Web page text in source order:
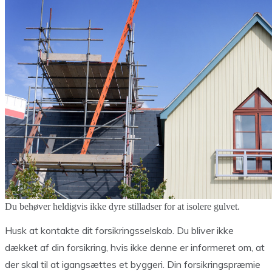
Du behøver heldigvis ikke dyre stilladser for at isolere gulvet.
Husk at kontakte dit forsikringsselskab. Du bliver ikke
dækket af din forsikring, hvis ikke denne er informeret om, at
der skal til at igangsættes et byggeri. Din forsikringspræmie